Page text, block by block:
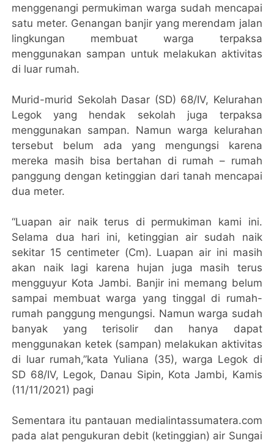
menggenangi permukiman warga sudah mencapai
satu meter. Genangan banjir yang merendam jalan
lingkungan membuat warga terpaksa
menggunakan sampan untuk melakukan aktivitas
di luar rumah.
Murid-murid Sekolah Dasar (SD) 68/IV, Kelurahan
Legok yang hendak sekolah juga terpaksa
menggunakan sampan. Namun warga kelurahan
tersebut belum ada yang mengungsi karena
mereka masih bisa bertahan di rumah – rumah
panggung dengan ketinggian dari tanah mencapai
dua meter.
“Luapan air naik terus di permukiman kami ini.
Selama dua hari ini, ketinggian air sudah naik
sekitar 15 centimeter (Cm). Luapan air ini masih
akan naik lagi karena hujan juga masih terus
mengguyur Kota Jambi. Banjir ini memang belum
sampai membuat warga yang tinggal di rumah-
rumah panggung mengungsi. Namun warga sudah
banyak yang terisolir dan hanya dapat
menggunakan ketek (sampan) melakukan aktivitas
di luar rumah,”kata Yuliana (35), warga Legok di
SD 68/IV, Legok, Danau Sipin, Kota Jambi, Kamis
(11/11/2021) pagi
Sementara itu pantauan medialintassumatera.com
pada alat pengukuran debit (ketinggian) air Sungai